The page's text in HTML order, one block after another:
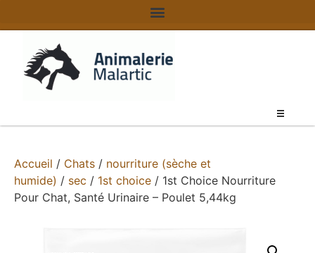
Accueil / Chats / nourriture (sèche et
humide) / sec / 1st choice / 1st Choice Nourriture
Pour Chat, Santé Urinaire – Poulet 5,44kg